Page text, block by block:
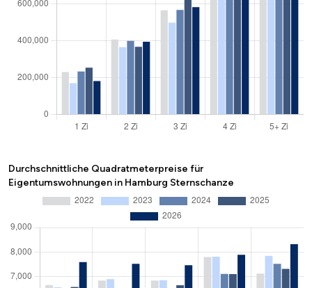
Durchschnittliche Quadratmeterpreise für
Eigentumswohnungen in Hamburg Sternschanze